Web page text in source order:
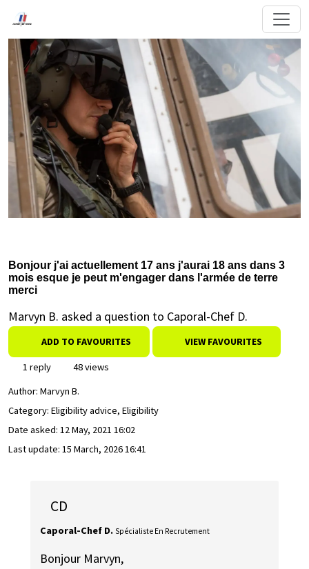
Bonjour j'ai actuellement 17 ans j'aurai 18 ans dans 3
mois esque je peut m'engager dans l'armée de terre
merci
Marvyn B. asked a question to Caporal-Chef D.
ADD TO FAVOURITES VIEW FAVOURITES
1 reply
48 views
Author: Marvyn B.
Category: Eligibility advice, Eligibility
Date asked: 12 May, 2021 16:02
Last update: 15 March, 2026 16:41
CD
Caporal-Chef D. Spécialiste En Recrutement
Bonjour Marvyn,